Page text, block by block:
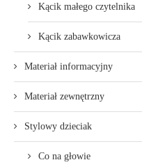
Kącik małego czytelnika
Kącik zabawkowicza
Materiał informacyjny
Materiał zewnętrzny
Stylowy dzieciak
Co na głowie